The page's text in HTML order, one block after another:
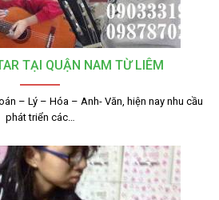
TẠI QUẬN NAM TỪ LIÊM
– Lý – Hóa – Anh- Văn, hiện nay nhu cầu
phát triển các…